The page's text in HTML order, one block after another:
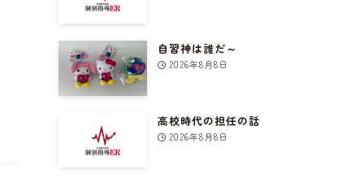
自習神は誰だ～
2026年8月8日
高校時代の担任の話
2026年8月8日